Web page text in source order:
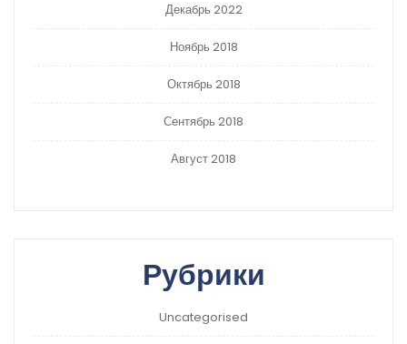
Декабрь 2022
Ноябрь 2018
Октябрь 2018
Сентябрь 2018
Август 2018
Рубрики
Uncategorised